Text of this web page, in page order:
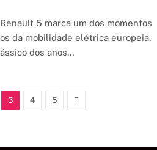
5 marca um dos momentos
da mobilidade elétrica europeia.
dos anos…
3 4 5 Next